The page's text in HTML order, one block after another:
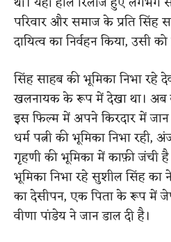
परिवार और समाज के प्रति
दायित्व का निर्वहन किया, उसी
सिंह साहब की भूमिका निभा रहे
खलनायक के रूप में देखा था। अब
इस फिल्म में अपने किरदार में
धर्म पत्नी की भूमिका निभा
गृहणी की भूमिका में काफ़ी जंची
भूमिका निभा रहे सुशील सिंह का
का देसीपन, एक पिता के रूप में
वीणा पांडेय ने जान डाल दी है।